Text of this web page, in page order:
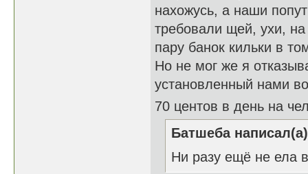
нахожусь, а наши
требовали щей, ухи, на
пару банок кильки в
Но не мог же я
установленный нами
70 центов в день на
Батшеба
Ни разу ещё не ела